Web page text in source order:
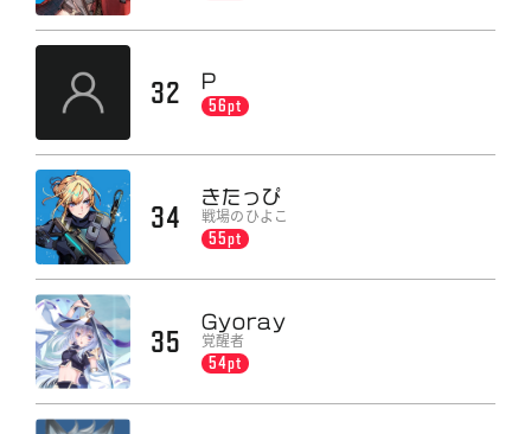
32
P
56pt
34
きたっぴ
戦場のひよこ
55pt
35
Gyoray
覚醒者
54pt